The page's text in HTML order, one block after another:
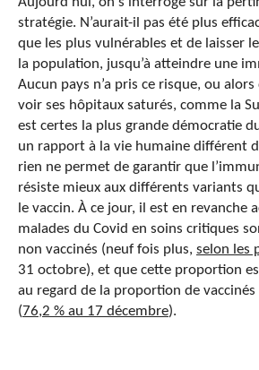
stratégie. N’aurait-il pas été plus
que les plus vulnérables et de laisser
la population, jusqu’à atteindre une
Aucun pays n’a pris ce risque, ou
voir ses hôpitaux saturés, comme la
est certes la plus grande démocratie
un rapport à la vie humaine différent
rien ne permet de garantir que
résiste mieux aux différents variants
le vaccin. À ce jour, il est en revanche
malades du Covid en soins critiques
non vaccinés (neuf fois plus, selon les
31 octobre), et que cette proportion
au regard de la proportion de
(76,2 % au 17 décembre).